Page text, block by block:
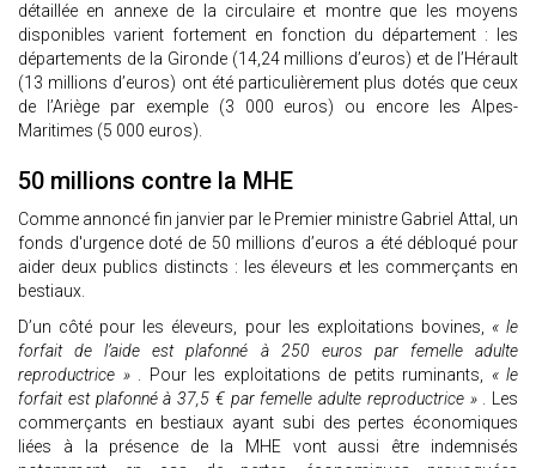
détaillée en annexe de la circulaire et montre que les moyens
disponibles varient fortement en fonction du département : les
départements de la Gironde (14,24 millions d’euros) et de l’Hérault
(13 millions d’euros) ont été particulièrement plus dotés que ceux
de l’Ariège par exemple (3 000 euros) ou encore les Alpes-
Maritimes (5 000 euros).
50 millions contre la MHE
Comme annoncé fin janvier par le Premier ministre Gabriel Attal, un
fonds d'urgence doté de 50 millions d’euros a été débloqué pour
aider deux publics distincts : les éleveurs et les commerçants en
bestiaux.
D’un côté pour les éleveurs, pour les exploitations bovines, « le
forfait de l’aide est plafonné à 250 euros par femelle adulte
reproductrice » . Pour les exploitations de petits ruminants, « le
forfait est plafonné à 37,5 € par femelle adulte reproductrice » . Les
commerçants en bestiaux ayant subi des pertes économiques
liées à la présence de la MHE vont aussi être indemnisés